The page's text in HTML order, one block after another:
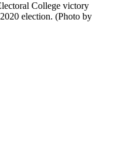
College victory
election. (Photo by